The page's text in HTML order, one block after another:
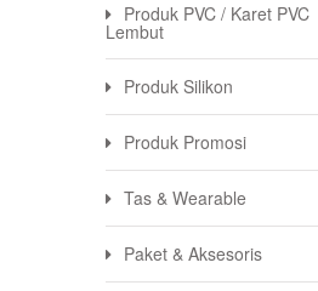
Produk PVC / Karet PVC
Lembut
Produk Silikon
Produk Promosi
Tas & Wearable
Paket & Aksesoris